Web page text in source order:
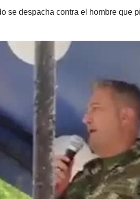
se despacha contra el hombre que